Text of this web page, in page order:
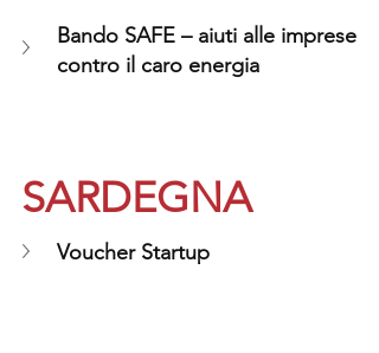
Bando SAFE – aiuti alle imprese
contro il caro energia
SARDEGNA
Voucher Startup